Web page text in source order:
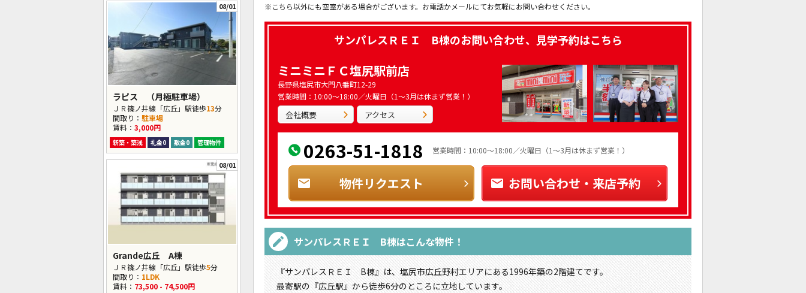
08/01
ラピス （月極駐車場）
ＪＲ篠ノ井線「広丘」駅徒歩13分
間取り： 駐車場
賃料： 3,000円
新築・築浅 礼金0 敷金0 管理物件
08/01
Grande広丘 A棟
ＪＲ篠ノ井線「広丘」駅徒歩5分
間取り： 1LDK
賃料： 73,500 - 74,500円
※こちら以外にも空室がある場合がございます。お電話かメールにてお気軽にお問い合わせください。
サンパレスＲＥＩ B棟のお問い合わせ、見学予約はこちら
ミニミニＦＣ塩尻駅前店
長野県塩尻市大門八番町12-29
営業時間：10:00～18:00／火曜日（1～3月は休まず営業！）
会社概要 アクセス
0263-51-1818 営業時間：10:00～18:00／火曜日（1～3月は休まず営業！）
物件リクエスト お問い合わせ・来店予約
サンパレスＲＥＩ B棟はこんな物件！
『サンパレスＲＥＩ B棟』は、塩尻市広丘野村エリアにある1996年築の2階建てです。
最寄駅の『広丘駅』から徒歩6分のところに立地しています。